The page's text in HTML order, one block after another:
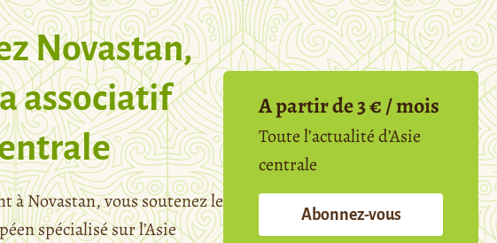
Novastan,
associatif
à Novastan, vous soutenez le
spécialisé sur l’Asie
A partir de 3 € / mois
Toute l’actualité d’Asie
centrale
Abonnez-vous